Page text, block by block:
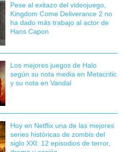
Pese al exitazo del videojuego,
Kingdom Come Deliverance 2 no
ha dado más trabajo al actor de
Hans Capon
Los mejores juegos de Halo
según su nota media en Metacritic
y su nota en Vandal
Hoy en Netflix una de las mejores
series históricas de zombis del
siglo XXI: 12 episodios de terror,